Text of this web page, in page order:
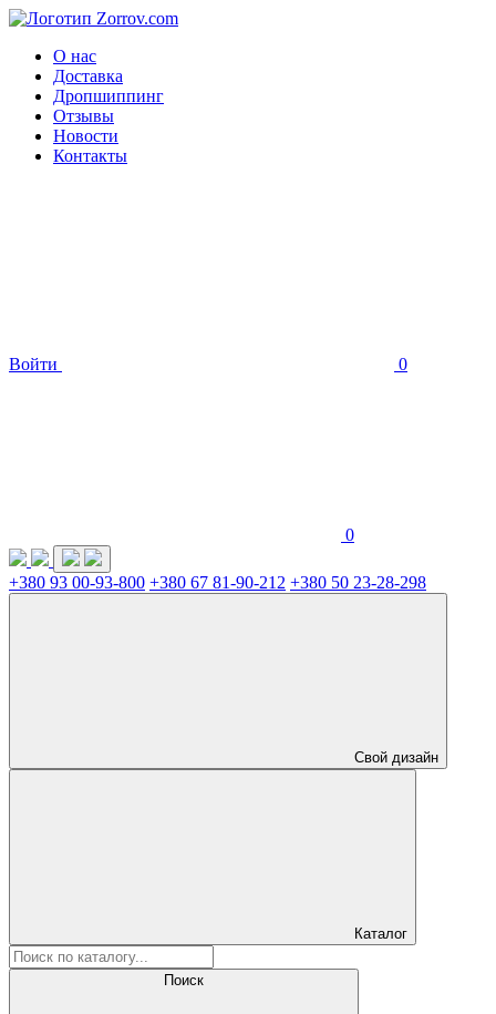
О нас
Доставка
Дропшиппинг
Отзывы
Новости
Контакты
Войти 0
0
+380 93 00-93-800 +380 67 81-90-212 +380 50 23-28-298
Свой дизайн
Каталог
Поиск